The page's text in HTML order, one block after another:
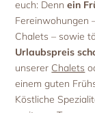
euch: Dennein
Fereinwohungen
Chalets – sowie
Urlaubspreis
unserer Chalets
einem guten
Köstliche